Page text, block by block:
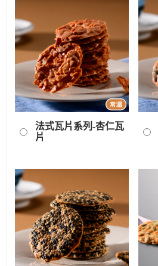
法式瓦片系列-杏仁瓦
片